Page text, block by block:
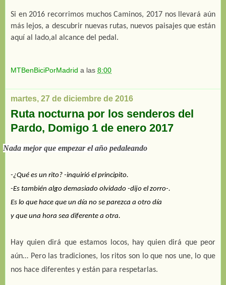
Si en 2016 recorrimos muchos Caminos, 2017 nos llevará aún
más lejos, a descubrir nuevas rutas, nuevos paisajes que están
aquí al lado,al alcance del pedal.
MTBenBiciPorMadrid a las 8:00
martes, 27 de diciembre de 2016
Ruta nocturna por los senderos del
Pardo, Domigo 1 de enero 2017
Nada mejor que empezar el año pedaleando
-¿Qué es un rito? -inquirió el principito.
-Es también algo demasiado olvidado -dijo el zorro-.
Es lo que hace que un día no se parezca a otro día
y que una hora sea diferente a otra.
Hay quien dirá que estamos locos, hay quien dirá que peor
aún… Pero las tradiciones, los ritos son lo que nos une, lo que
nos hace diferentes y están para respetarlas.